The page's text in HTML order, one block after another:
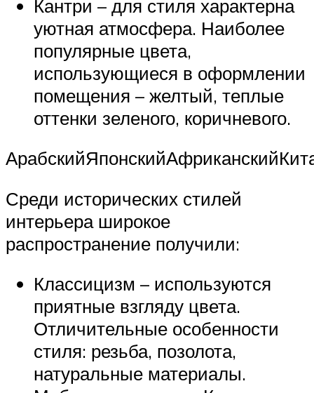
Кантри – для стиля характерна
уютная атмосфера. Наиболее
популярные цвета,
использующиеся в оформлении
помещения – желтый, теплые
оттенки зеленого, коричневого.
Среди исторических стилей
интерьера широкое
распространение получили:
Классицизм – используются
приятные взгляду цвета.
Отличительные особенности
стиля: резьба, позолота,
натуральные материалы.